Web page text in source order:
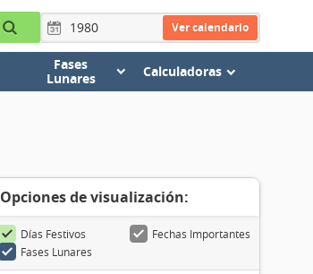
Ver calendario
Fases
Lunares
Calculadoras
Opciones de visualización:
Días Festivos
Fechas Importantes
Fases Lunares